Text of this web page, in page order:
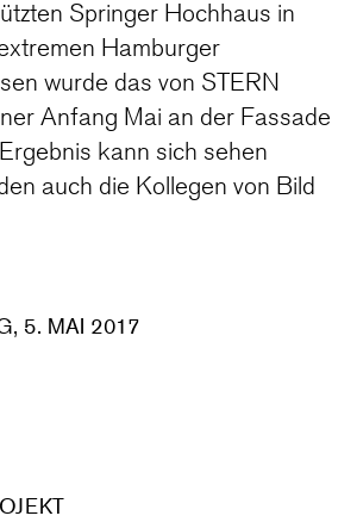
Springer Hochhaus in
Hamburger
wurde das von STERN
Anfang Mai an der Fassade
kann sich sehen
auch die Kollegen von Bild
5. MAI 2017